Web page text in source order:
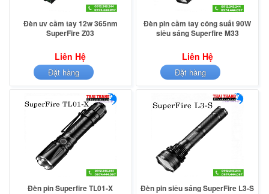
Đèn pin cầm tay công suất 90W
siêu sáng Superfire M33
Liên Hệ
Đặt hàng
Đèn uv cầm tay 12w 365nm
SuperFire Z03
Liên Hệ
Đặt hàng
Đèn pin siêu sáng SuperFire L3-S
Đèn pin Superfire TL01-X